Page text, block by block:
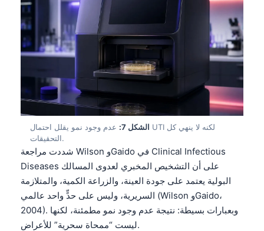
الشكل 7:
عدم وجود نمو يقلل احتمال UTI لكنه لا ينهي كل
التحقيقات.
شددت مراجعة Wilson وGaido في Clinical Infectious
Diseases على أن التشخيص المخبري لعدوى المسالك
البولية يعتمد على جودة العينة، والزراعة الكمية، والمتلازمة
السريرية، وليس على حدٍّ واحد عالمي (Wilson وGaido،
2004). وبعبارات بسيطة: نتيجة عدم وجود نمو مطمئنة، لكنها
ليست “ممحاة سحرية” للأعراض.
Shqip
বাংলা
اردو
తెలుగు
தமிழ்
ગુજરાતી
ಕನ್ನಡ
Bahasa Melayu
Tiếng Việt
Tagalog